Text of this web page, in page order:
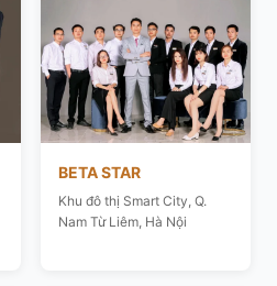
BETA STAR
Khu đô thị Smart City, Q.
Nam Từ Liêm, Hà Nội